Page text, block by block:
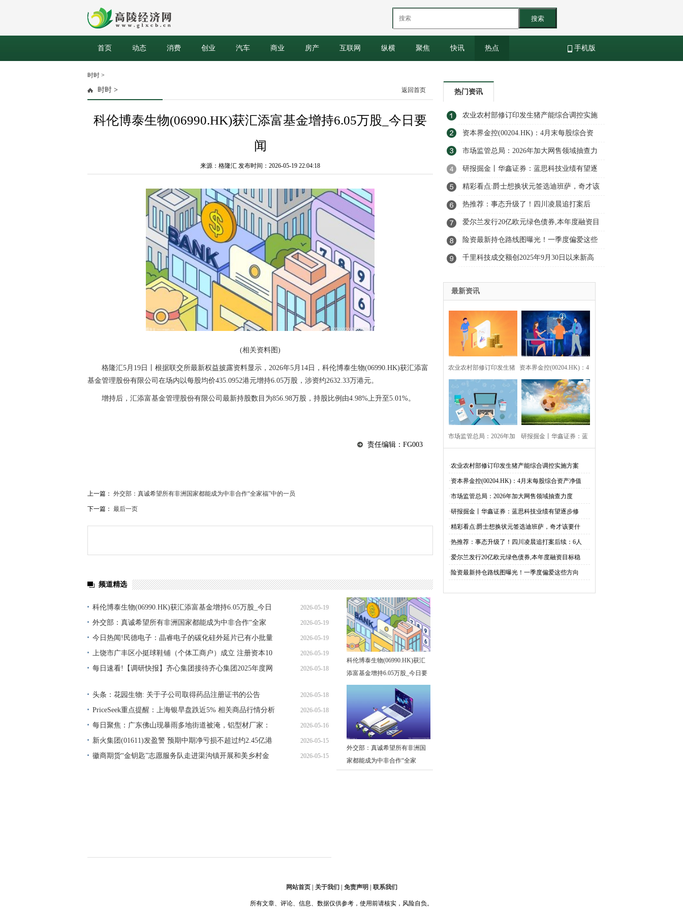
搜索
首页 动态 消费 创业 汽车 商业 房产 互联网 纵横 聚焦 快讯 热点 手机版
时时 >
时时 > 返回首页
科伦博泰生物(06990.HK)获汇添富基金增持6.05万股_今日要
闻
来源：格隆汇 发布时间：2026-05-19 22:04:18
(相关资料图)
格隆汇5月19日丨根据联交所最新权益披露资料显示，2026年5月14日，科伦博泰生物(06990.HK)获汇添富
基金管理股份有限公司在场内以每股均价435.0952港元增持6.05万股，涉资约2632.33万港元。
增持后，汇添富基金管理股份有限公司最新持股数目为856.98万股，持股比例由4.98%上升至5.01%。
责任编辑：FG003
上一篇： 外交部：真诚希望所有非洲国家都能成为中非合作“全家福”中的一员
下一篇： 最后一页
频道精选
科伦博泰生物(06990.HK)获汇添富基金增持6.05万股_今日
要闻
2026-05-19
22:04:18
外交部：真诚希望所有非洲国家都能成为中非合作“全家
福”中的一员
2026-05-19
17:28:02
今日热闻!民德电子：晶睿电子的碳化硅外延片已有小批量
供货，但涉及数量和金额占比都很小
2026-05-19
13:08:01
上饶市广丰区小挺球鞋铺（个体工商户）成立 注册资本10
万人民币 快看
2026-05-19
08:56:24
每日速看!【调研快报】齐心集团接待齐心集团2025年度网
2026-05-18
头条：花园生物: 关于子公司取得药品注册证书的公告 2026-05-18
16:05:54
PriceSeek重点提醒：上海银早盘跌近5% 相关商品行情分析 2026-05-18
12:18:10
每日聚焦：广东佛山现暴雨多地街道被淹，铝型材厂家：
货物受损，损失大约在50万元
2026-05-16
14:58:12
新火集团(01611)发盈警 预期中期净亏损不超过约2.45亿港
元
2026-05-15
22:02:51
徽商期货“金钥匙”志愿服务队走进渠沟镇开展和美乡村金
2026-05-15
科伦博泰生物(06990.HK)获汇
添富基金增持6.05万股_今日要
闻
外交部：真诚希望所有非洲国
家都能成为中非合作“全家
热门资讯
农业农村部修订印发生猪产能综合调控实施
方案
资本界金控(00204.HK)：4月末每股综合资
产净值约为1.436港元|今热点
市场监管总局：2026年加大网售领域抽查力
度
研报掘金丨华鑫证券：蓝思科技业绩有望逐
步修复，维持“买入”评级
精彩看点:爵士想换状元签选迪班萨，奇才该
要什么回报
热推荐：事态升级了！四川凌晨追打案后
续：6人全带走，女子袭警细节被扒
爱尔兰发行20亿欧元绿色债券,本年度融资目
标稳步推进|每日播报
险资最新持仓路线图曝光！一季度偏爱这些
方向 今日热讯
千里科技成交额创2025年9月30日以来新高
最新资讯
农业农村部修订印发生猪
产能综合调控实施方案
资本界金控(00204.HK)：4
月末每股综合资产净值约
为1.436港元|今热点
市场监管总局：2026年加 研报掘金丨华鑫证券：蓝
复，维持“买入”评级
·农业农村部修订印发生猪产能综合调控实施方案
·资本界金控(00204.HK)：4月末每股综合资产净值
·市场监管总局：2026年加大网售领域抽查力度
·研报掘金丨华鑫证券：蓝思科技业绩有望逐步修
·精彩看点:爵士想换状元签选迪班萨，奇才该要什
·热推荐：事态升级了！四川凌晨追打案后续：6人
·爱尔兰发行20亿欧元绿色债券,本年度融资目标稳
·险资最新持仓路线图曝光！一季度偏爱这些方向
网站首页 | 关于我们 | 免责声明 | 联系我们
所有文章、评论、信息、数据仅供参考，使用前请核实，风险自负。